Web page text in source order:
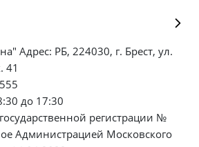
Адрес: РБ, 224030, г. Брест, ул.
41
до 17:30
регистрации №
Администрацией Московского